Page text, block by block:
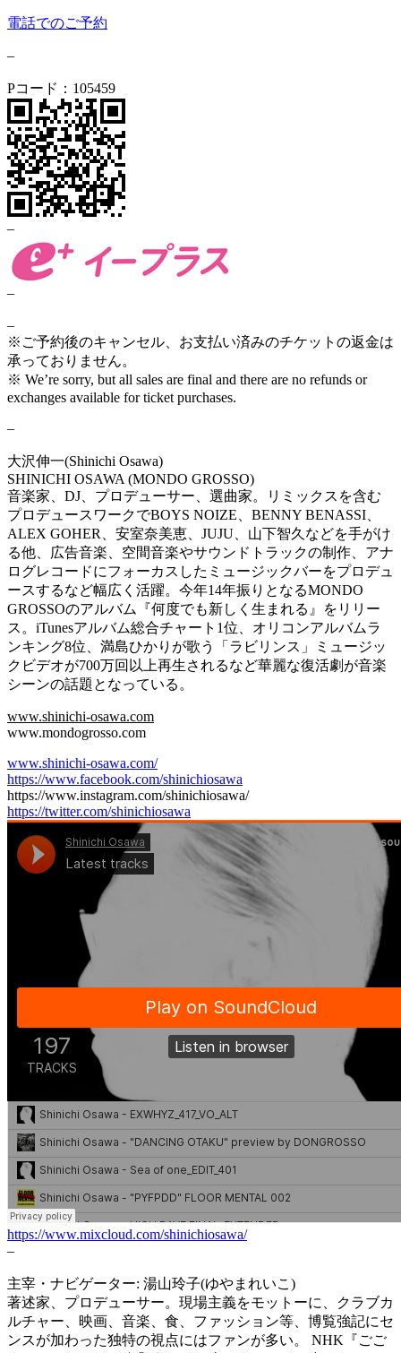
電話でのご予約
–
Pコード：105459
–
–
–
※ご予約後のキャンセル、お支払い済みのチケットの返金は
承っておりません。
※ We’re sorry, but all sales are final and there are no refunds or
exchanges available for ticket purchases.
–
大沢伸一(Shinichi Osawa)
SHINICHI OSAWA (MONDO GROSSO)
音楽家、DJ、プロデューサー、選曲家。リミックスを含む
プロデュースワークでBOYS NOIZE、BENNY BENASSI、
ALEX GOHER、安室奈美恵、JUJU、山下智久などを手がけ
る他、広告音楽、空間音楽やサウンドトラックの制作、アナ
ログレコードにフォーカスしたミュージックバーをプロデュ
ースするなど幅広く活躍。今年14年振りとなるMONDO
GROSSOのアルバム『何度でも新しく生まれる』をリリー
ス。iTunesアルバム総合チャート1位、オリコンアルバムラ
ンキング8位、満島ひかりが歌う「ラビリンス」ミュージッ
クビデオが700万回以上再生されるなど華麗な復活劇が音楽
シーンの話題となっている。
www.shinichi-osawa.com
www.mondogrosso.com
www.shinichi-osawa.com/
https://www.facebook.com/shinichiosawa
https://www.instagram.com/shinichiosawa/
https://twitter.com/shinichiosawa
https://www.mixcloud.com/shinichiosawa/
–
主宰・ナビゲーター: 湯山玲子(ゆやまれいこ)
著述家、プロデューサー。現場主義をモットーに、クラブカ
ルチャー、映画、音楽、食、ファッション等、博覧強記にセ
ンスが加わった独特の視点にはファンが多い。 NHK『ごご